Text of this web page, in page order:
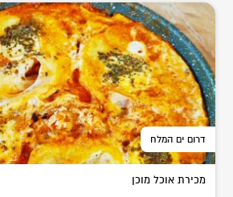
דרום ים המלח
מכירת אוכל מוכן